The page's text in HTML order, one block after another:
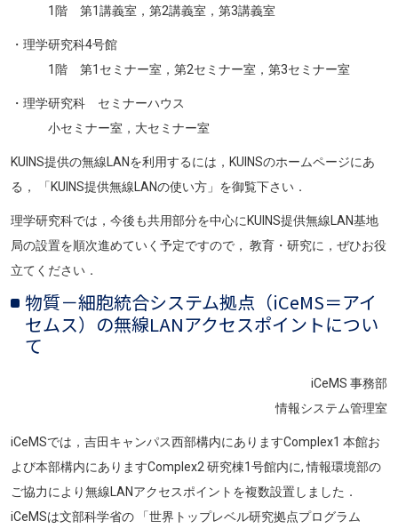
1階 第1講義室，第2講義室，第3講義室
・理学研究科4号館
1階 第1セミナー室，第2セミナー室，第3セミナー室
・理学研究科 セミナーハウス
小セミナー室，大セミナー室
KUINS提供の無線LANを利用するには，KUINSのホームページにあ
る， 「KUINS提供無線LANの使い方」を御覧下さい．
理学研究科では，今後も共用部分を中心にKUINS提供無線LAN基地
局の設置を順次進めていく予定ですので， 教育・研究に，ぜひお役
立てください．
物質－細胞統合システム拠点（iCeMS＝アイ
セムス）の無線LANアクセスポイントについ
て
iCeMS 事務部
情報システム管理室
iCeMSでは，吉田キャンパス西部構内にありますComplex1 本館お
よび本部構内にありますComplex2 研究棟1号館内に, 情報環境部の
ご協力により無線LANアクセスポイントを複数設置しました．
iCeMSは文部科学省の 「世界トップレベル研究拠点プログラム